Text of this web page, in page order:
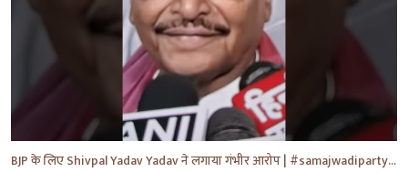
BJP के लिए Shivpal Yadav Yadav ने लगाया गंभीर आरोप | #samajwadiparty | Akhilesh Yadav | #shorts #yt